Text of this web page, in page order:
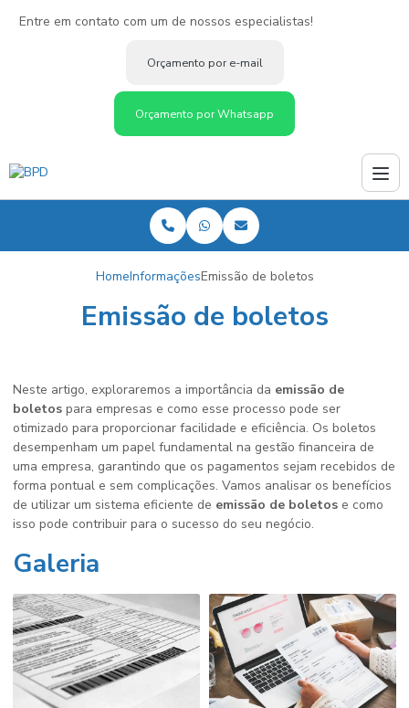
Entre em contato com um de nossos especialistas!
Orçamento por e-mail
Orçamento por Whatsapp
HomeInformaçõesEmissão de boletos
Emissão de boletos
Neste artigo, exploraremos a importância da emissão de
boletos para empresas e como esse processo pode ser
otimizado para proporcionar facilidade e eficiência. Os boletos
desempenham um papel fundamental na gestão financeira de
uma empresa, garantindo que os pagamentos sejam recebidos de
forma pontual e sem complicações. Vamos analisar os benefícios
de utilizar um sistema eficiente de emissão de boletos e como
isso pode contribuir para o sucesso do seu negócio.
Galeria